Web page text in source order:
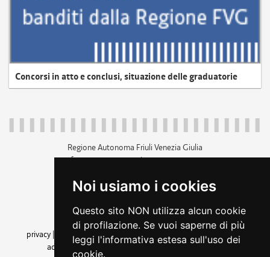
Noi usiamo i cookies
Questo sito NON utilizza alcun cookie
di profilazione. Se vuoi saperne di più
leggi l'informativa estesa sull'uso dei
cookie.
Concorsi in atto e conclusi, situazione delle graduatorie
Regione Autonoma Friuli Venezia Giulia
c.f. 80014930327; p.iva 00526040324
+39 040 3771111
amministrazione trasparente
privacy
cookie |note legali accessibilità
dichiarazione di
accessibilità| feedback cambio preferenze cookie